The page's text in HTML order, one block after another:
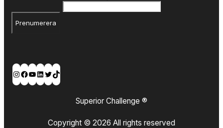
Prenumerera
Instagram
Facebook
YouTube
LinkedIn
Twitter
TikTok
Superior Challenge ®
Copyright © 2026 All rights reserved